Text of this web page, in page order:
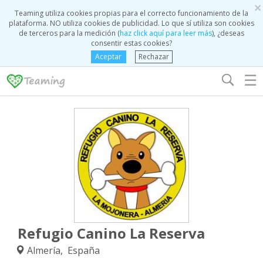
×
Teaming utiliza cookies propias para el correcto funcionamiento de la
plataforma. NO utiliza cookies de publicidad. Lo que sí utiliza son cookies
de terceros para la medición (haz click aquí para leer más), ¿deseas
consentir estas cookies?
Aceptar
Rechazar
☰
Refugio Canino La Reserva
Almería, España